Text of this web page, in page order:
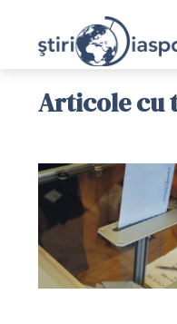
Articole cu